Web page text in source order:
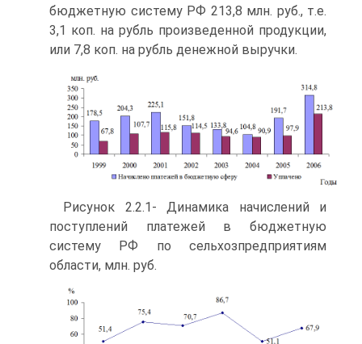
бюджетную систему РФ 213,8 млн. руб., т.е.
3,1 коп. на рубль произведенной продукции,
или 7,8 коп. на рубль денежной выручки.
Рисунок 2.2.1- Динамика начислений и
поступлений платежей в бюджетную
систему РФ по сельхозпредприятиям
области, млн. руб.